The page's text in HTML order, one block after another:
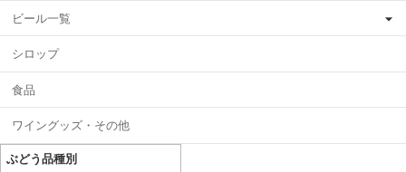
ビール一覧
シロップ
食品
ワイングッズ・その他
ぶどう品種別